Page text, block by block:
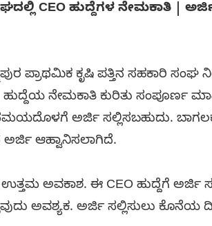
CEO ಹುದ್ದೆಗಳ ನೇಮಕಾತಿ |
ಪ್ರಾಥಮಿಕ ಕೃಷಿ ಪತ್ತಿನ ಸಹಕಾರಿ ಸಂಘ
ಹುದ್ದೆಯ ನೇಮಕಾತಿ ಕುರಿತು ಸಂಪೂರ್ಣ
ಅರ್ಜಿ ಸಲ್ಲಿಸಬಹುದು.
ಅರ್ಜಿ ಆಹ್ವಾನಿಸಲಾಗಿದೆ.
ಉತ್ತಮ ಅವಕಾಶ. ಈ CEO ಹುದ್ದೆಗೆ ಅರ್ಜಿ
ಅವಶ್ಯಕ. ಅರ್ಜಿ ಸಲ್ಲಿಸುಲು ಕೊನೆಯ